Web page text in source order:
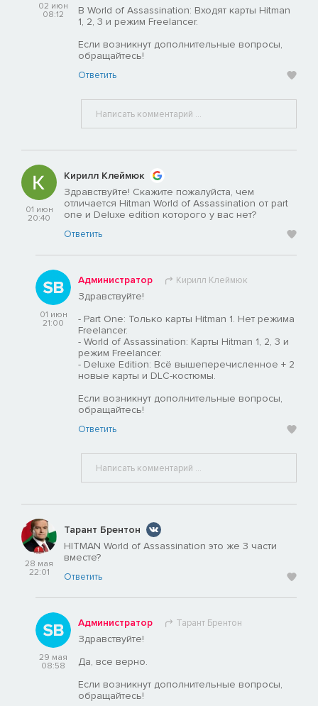
02 июн
08:12
В World of Assassination: Входят карты Hitman
1, 2, 3 и режим Freelancer.
Если возникнут дополнительные вопросы,
обращайтесь!
Ответить
01 июн
20:40
Кирилл Клеймюк
Здравствуйте! Скажите пожалуйста, чем
отличается Hitman World of Assassination от part
one и Deluxe edition которого у вас нет?
Ответить
01 июн
21:00
Администратор Кирилл Клеймюк
Здравствуйте!
- Part One: Только карты Hitman 1. Нет режима
Freelancer.
- World of Assassination: Карты Hitman 1, 2, 3 и
режим Freelancer.
- Deluxe Edition: Всё вышеперечисленное + 2
новые карты и DLC-костюмы.
Если возникнут дополнительные вопросы,
обращайтесь!
Ответить
28 мая
22:01
Тарант Брентон
HITMAN World of Assassination это же 3 части
вместе?
Ответить
29 мая
08:58
Администратор Тарант Брентон
Здравствуйте!
Да, все верно.
Если возникнут дополнительные вопросы,
обращайтесь!